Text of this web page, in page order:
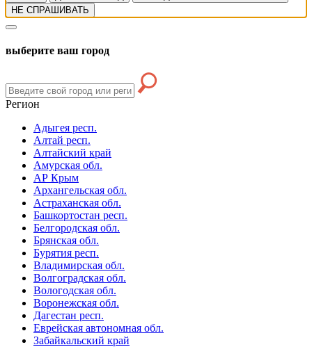
НЕ СПРАШИВАТЬ
выберите ваш город
Регион
Адыгея респ.
Алтай респ.
Алтайский край
Амурская обл.
АР Крым
Архангельская обл.
Астраханская обл.
Башкортостан респ.
Белгородская обл.
Брянская обл.
Бурятия респ.
Владимирская обл.
Волгоградская обл.
Вологодская обл.
Воронежская обл.
Дагестан респ.
Еврейская автономная обл.
Забайкальский край